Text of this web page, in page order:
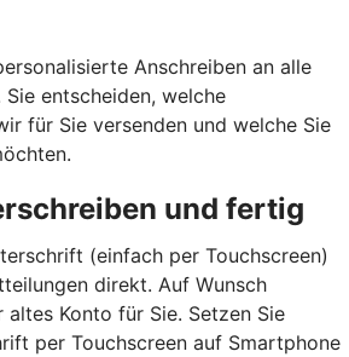
Anschreiben an alle
entscheiden, welche
für Sie versenden und welche Sie
und fertig
(einfach per Touchscreen)
direkt. Auf Wunsch
Konto für Sie. Setzen Sie
per Touchscreen auf Smartphone